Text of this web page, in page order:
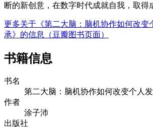
断的新创意，在数字时代成就自我，取得
更多关于《第二大脑：脑机协作如何改变
承》的信息（豆瓣图书页面）
书籍信息
书名
第二大脑：脑机协作如何改变个人
作者
涂子沛
出版社